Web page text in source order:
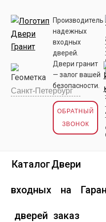
Производитель
надежных
входных
дверей.
Двери гранит
— залог вашей
безопасности.
ОБРАТНЫЙ
ЗВОНОК
Каталог
входных
дверей
Двери
на
заказ